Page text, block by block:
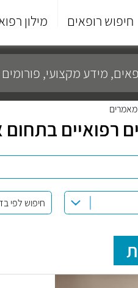
חיפוש רופאים מילון
מאמרים
רפואיים בתחום
חיפוש לפי